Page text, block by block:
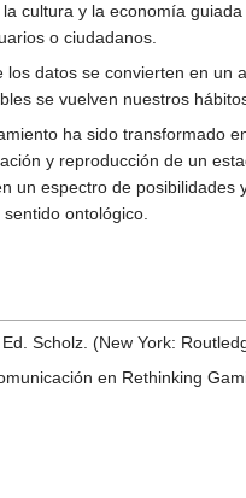
cultura y la economía
o ciudadanos.
datos se convierten en un
se vuelven nuestros
ha sido transformado
y reproducción de un
un espectro de posibilidades
ontológico.
Scholz. (New York:
en Rethinking